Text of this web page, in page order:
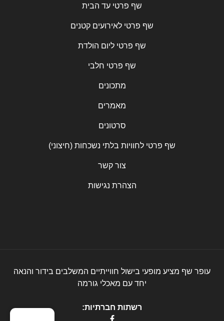
שף פרטי עד הבית
שף פרטי לאירועים קטנים
שף פרטי ליום הולדת
שף פרטי חלבי
מתכונים
מאמרים
סרטונים
שף פרטי לחוויות בלתי נשכחות (חיצוני)
צור קשר
הצהרת נגישות
רשתות חברתיות:
עופר שף מציע מופעי בישול חווייתיים המשלבים בידור והנאה
יחד עם מאכלי גורמה